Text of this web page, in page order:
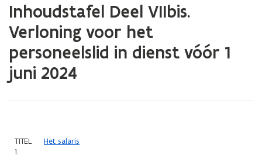
bevindt
zich
op:
Inhoudstafel
Deel
VIIbis.
Inhoudstafel Deel VIIbis.
Verloning voor het
personeelslid in dienst vóór 1
juni 2024
TITEL
1.
Het salaris